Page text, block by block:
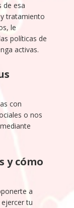
de esa
tratamiento
le
políticas de
activas.
con
o nos
y cómo
a
tu